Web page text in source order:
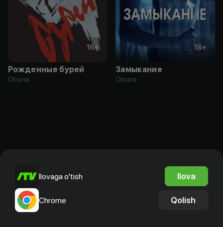
16+
Рожденные бурей
Obuna
18+
Замыкание
Obuna
Ilovaga o'tish Ilova
Chrome Qolish